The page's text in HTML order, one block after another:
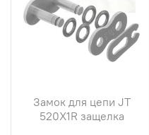
Замок для цепи JT
520X1R защелка